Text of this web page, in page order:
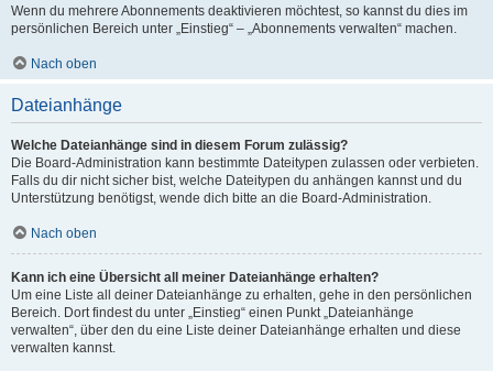
Wenn du mehrere Abonnements deaktivieren möchtest, so kannst du dies im
persönlichen Bereich unter „Einstieg“ – „Abonnements verwalten“ machen.
Nach oben
Dateianhänge
Welche Dateianhänge sind in diesem Forum zulässig?
Die Board-Administration kann bestimmte Dateitypen zulassen oder verbieten.
Falls du dir nicht sicher bist, welche Dateitypen du anhängen kannst und du
Unterstützung benötigst, wende dich bitte an die Board-Administration.
Nach oben
Kann ich eine Übersicht all meiner Dateianhänge erhalten?
Um eine Liste all deiner Dateianhänge zu erhalten, gehe in den persönlichen
Bereich. Dort findest du unter „Einstieg“ einen Punkt „Dateianhänge
verwalten“, über den du eine Liste deiner Dateianhänge erhalten und diese
verwalten kannst.